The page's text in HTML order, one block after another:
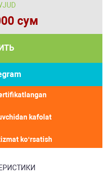
сум
kafolat
ko‘rsatish